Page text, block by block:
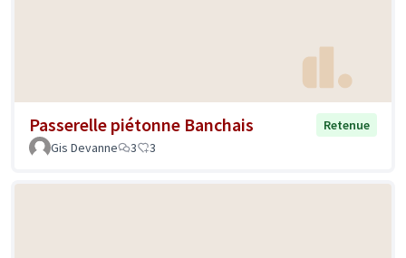
Passerelle piétonne Banchais
Retenue
Gis Devanne
3 3